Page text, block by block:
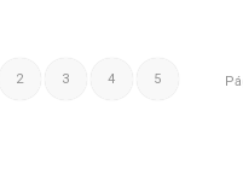
2 3 4 5